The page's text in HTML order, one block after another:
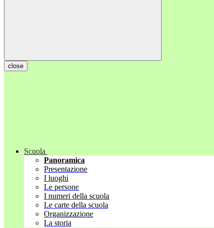
close
Scuola
Panoramica
Presentazione
I luoghi
Le persone
I numeri della scuola
Le carte della scuola
Organizzazione
La storia